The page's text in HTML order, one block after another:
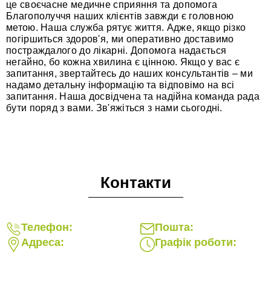
це своєчасне медичне сприяння та допомога
Благополуччя наших клієнтів завжди є головною
метою. Наша служба рятує життя. Адже, якщо різко
погіршиться здоров'я, ми оперативно доставимо
постраждалого до лікарні. Допомога надається
негайно, бо кожна хвилина є цінною. Якщо у вас є
запитання, звертайтесь до наших консультантів – ми
надамо детальну інформацію та відповімо на всі
запитання. Наша досвідчена та надійна команда рада
бути поряд з вами. Зв'яжіться з нами сьогодні.
Контакти
Телефон:
Пошта:
Адреса:
Графік роботи: